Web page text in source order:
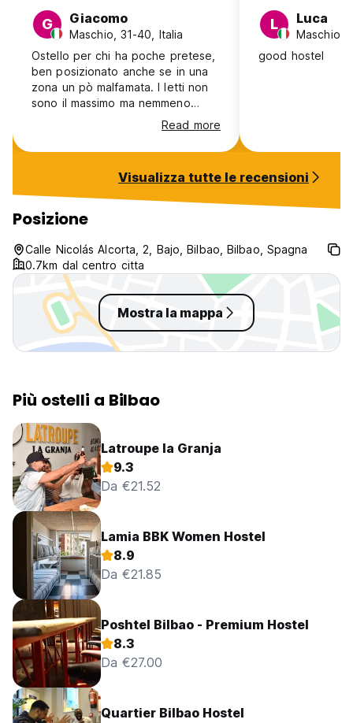
tal fine, potrete utilizzare la sezione Richieste Speciali al
momento della prenotazione o contattare direttamente la
struttura. I recapiti sono riportati sulla conferma della
prenotazione. (Auto-translated from original language)
G Giacomo
Maschio, 31-40, Italia
Ostello per chi ha poche pretese,
ben posizionato anche se in una
zona un pò malfamata. I letti non
sono il massimo ma nemmeno
terribili, i lavoratori sono cordiali.
Posso suggerire 3 notti massimo,
se si è soli va bene ma prestate
non è (purtroppo) consigliato a
ragazze o donne da sole. La città
è meravigliosa ma il quartiere non
è il massimo.
Read more
L Luca
Maschio,
good hostel
Visualizza tutte le recensioni
Posizione
Calle Nicolás Alcorta, 2, Bajo, Bilbao, Bilbao, Spagna
0.7km dal centro citta
Mostra la mappa
Più ostelli a Bilbao
Latroupe la Granja
9.3
Da €21.52
Lamia BBK Women Hostel
8.9
Da €21.85
Poshtel Bilbao - Premium Hostel
8.3
Da €27.00
Quartier Bilbao Hostel